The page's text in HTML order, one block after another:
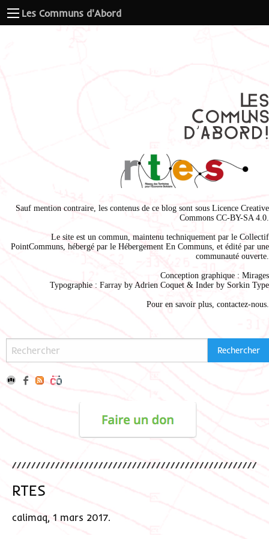
Les Communs d'Abord
Sauf mention contraire, les contenus de ce blog sont sous Licence Creative
Commons CC-BY-SA 4.0
Le site est un commun, maintenu techniquement par le Collectif
PointCommuns , hébergé par le Hébergement En Communs , et édité par une
communauté ouverte.
Conception graphique : Mirages
Typographie : Farray by Adrien Coquet & Inder by Sorkin Type
Pour en savoir plus, contactez-nous
RTES
calimaq, 1 mars 2017.